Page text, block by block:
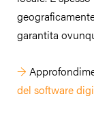
garantita
→
del software